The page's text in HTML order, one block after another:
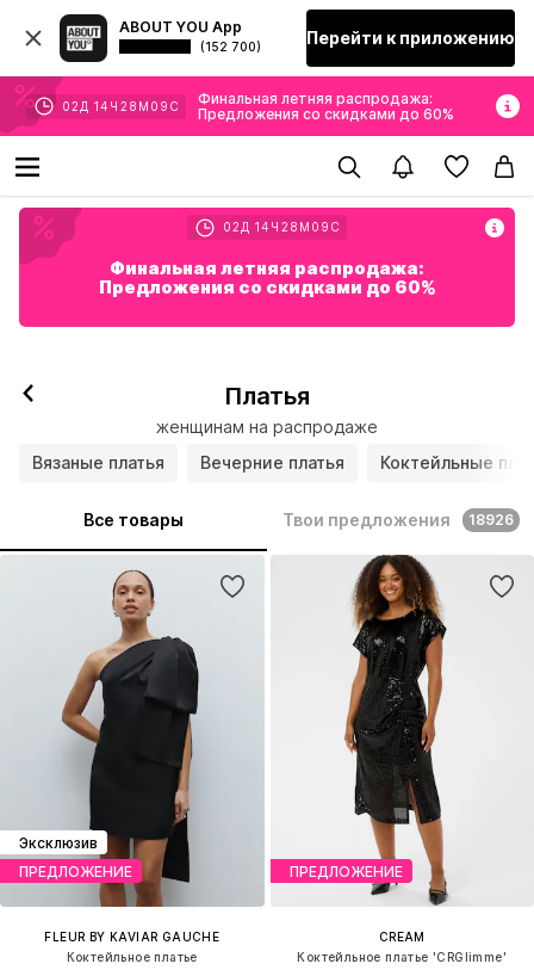
ABOUT YOU App
(152 700) Перейти к приложению
02 Д 14 Ч 28 М 07 С
Финальная летняя распродажа:
Предложения со скидками до 60%
02 Д 14 Ч 28 М 07 С
Финальная летняя распродажа:
Предложения со скидками до 60%
Платья
женщинам на распродаже
Вязаные платья
Вечерние платья Коктейльные
Все товары Твои предложения 18926
Эксклюзив
ПРЕДЛОЖЕНИЕ
FLEUR BY KAVIAR GAUCHE
Коктейльное платье
ПРЕДЛОЖЕНИЕ
CREAM
Коктейльное платье 'CRGlimme'